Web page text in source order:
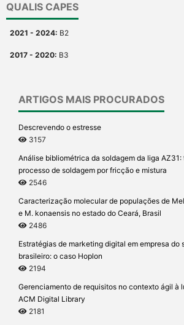
QUALIS CAPES
2021 - 2024: B2
2017 - 2020: B3
ARTIGOS MAIS PROCURADOS
Descrevendo o estresse
3157
Análise bibliométrica da soldagem da liga
processo de soldagem por fricção e mistura
2546
Caracterização molecular de populações de
e M. konaensis no estado do Ceará, Brasil
2486
Estratégias de marketing digital em empresa do
brasileiro: o caso Hoplon
2194
Gerenciamento de requisitos no contexto ágil à
ACM Digital Library
2181